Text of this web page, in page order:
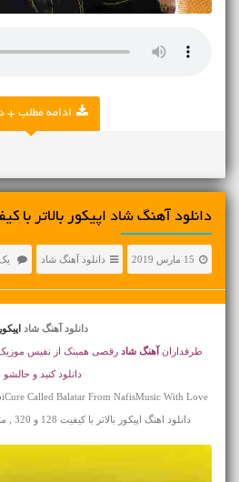
ادامه مطلب +
دانلود آهنگ شاد اپیکور بالاتر با کیفیت 128
15 مارس 2019 دانلود آهنگ شاد
دانلود آهنگ شاداپیکور
طرفداران آهنگ شادرقصی همینک از نفیس
دانلود کنید و حالشو
Called Balatar From NafisMusic With Love
دانلود اهنگ اپیکور بالاتر با کیفیت 128 و 320 , متن موسیقی و پخش آنلاین آهنگ